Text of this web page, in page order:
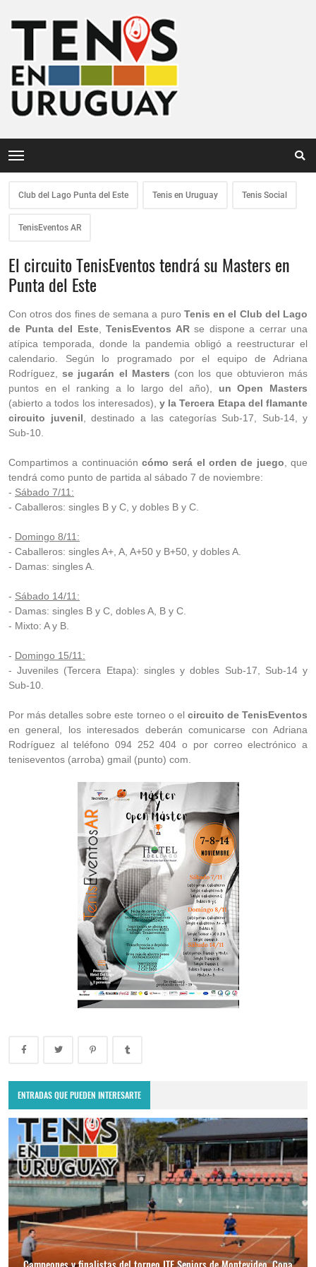
Club del Lago Punta del Este Tenis en Uruguay Tenis Social
TenisEventos AR
El circuito TenisEventos tendrá su Masters en
Punta del Este
Con otros dos fines de semana a puro Tenis en el Club del Lago
de Punta del Este, TenisEventos ARse dispone a cerrar una
atípica temporada, donde la pandemia obligó a reestructurar el
calendario. Según lo programado por el equipo de Adriana
Rodríguez,se jugarán el Masters (con los que obtuvieron más
puntos en el ranking a lo largo del año), un Open Masters
(abierto a todos los interesados), y la Tercera Etapa del flamante
circuito juvenil , destinado a las categorías Sub-17, Sub-14, y
Sub-10.
Compartimos a continuación cómo será el orden de juego , que
tendrá como punto de partida al sábado 7 de noviembre:
- Sábado 7/11:
- Caballeros: singles B y C, y dobles B y C.
- Domingo 8/11:
- Caballeros: singles A+, A, A+50 y B+50, y dobles A.
- Damas: singles A.
- Sábado 14/11:
- Damas: singles B y C, dobles A, B y C.
- Mixto: A y B.
- Domingo 15/11:
- Juveniles (Tercera Etapa): singles y dobles Sub-17, Sub-14 y
Sub-10.
Por más detalles sobre este torneo o el circuito de TenisEventos
en general, los interesados deberán comunicarse con Adriana
Rodríguez al teléfono 094 252 404 o por correo electrónico a
teniseventos (arroba) gmail (punto) com.
ENTRADAS QUE PUEDEN INTERESARTE